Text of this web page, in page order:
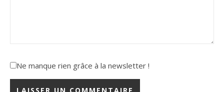
Ne manque rien grâce à la newsletter !